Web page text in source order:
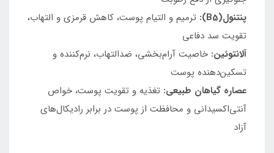
پنتنول(B5):
ترمیم و التیام پوست، کاهش قرمزی و التهاب،
تقویت سد دفاعی
آلانتوئین: خاصیت آرام‌بخشی، ضدالتهاب، نرم‌کننده و
تسکین‌دهنده پوست
عصاره گیاهان طبیعی: تغذیه و تقویت پوست، خواص
آنتی‌اکسیدانی و محافظت از پوست در برابر رادیکال‌های
آزاد